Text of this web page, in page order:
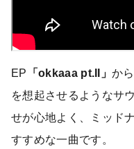
EP 「okkaaa pt.II」か
を想起させるようなサ
せが心地よく、ミッド
すすめな一曲です。